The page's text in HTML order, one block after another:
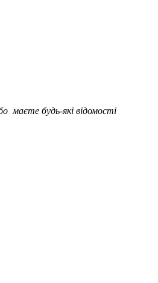
маєте будь-які відомості